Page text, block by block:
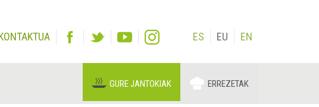
ES EU EN
GURE JANTOKIAK ERREZETAK